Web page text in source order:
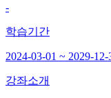
-
학습기간
2024-03-01 ~ 2029-12-
강좌소개